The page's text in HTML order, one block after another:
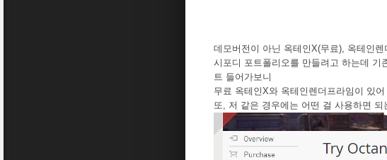
데모버전이 아닌 옥테인X(무료), 옥테인
시포디 포트폴리오를 만들려고 하는데 기
트 들어가보니
무료 옥테인X와 옥테인렌더프라임이 있
또, 저 같은 경우에는 어떤 걸 사용하면 되